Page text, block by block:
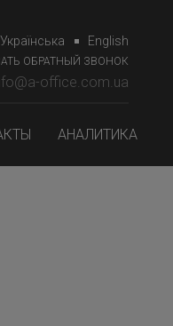
Українська English
ОБРАТНЫЙ ЗВОНОК
office.com.ua
АНАЛИТИКА